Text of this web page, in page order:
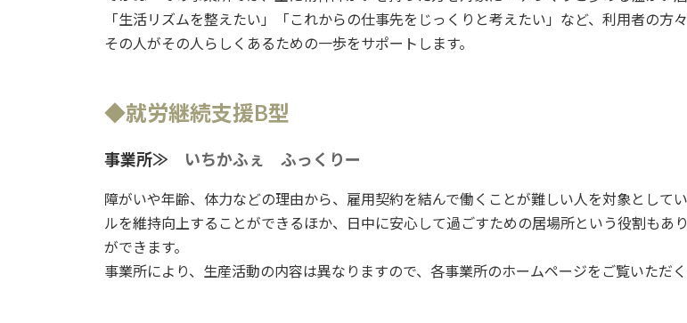
「生活リズムを整えたい」「これからの仕事先をじっくりと考えたい」など、利用者の方
その人がその人らしくあるための一歩をサポートします。
◆就労継続支援B型
事業所≫ いちかふぇ ふっくりー
障がいや年齢、体力などの理由から、雇用契約を結んで働くことが難しい人を対象として
ルを維持向上することができるほか、日中に安心して過ごすための居場所という役割もあ
ができます。
事業所により、生産活動の内容は異なりますので、各事業所のホームページをご覧いただ